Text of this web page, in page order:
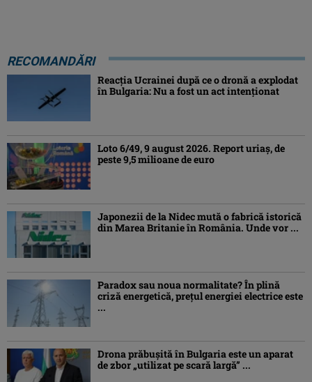
RECOMANDĂRI
Reacția Ucrainei după ce o dronă a explodat
în Bulgaria: Nu a fost un act intenționat
Loto 6/49, 9 august 2026. Report uriaș, de
peste 9,5 milioane de euro
Japonezii de la Nidec mută o fabrică istorică
din Marea Britanie în România. Unde vor ...
Paradox sau noua normalitate? În plină
criză energetică, prețul energiei electrice este
...
Drona prăbuşită în Bulgaria este un aparat
de zbor „utilizat pe scară largă” ...